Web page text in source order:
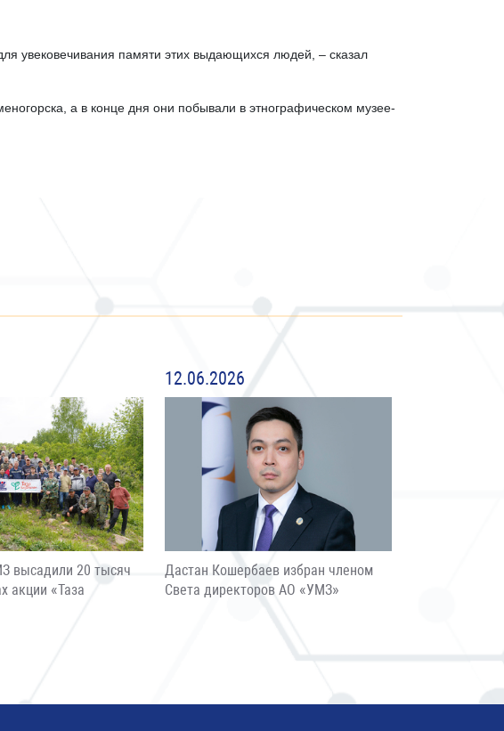
увековечивания памяти этих выдающихся людей, – сказал
а в конце дня они побывали в этнографическом музее-
высадили 20 тысяч
акции «Таза
12.06.2026
Дастан Кошербаев избран членом
Света директоров АО «УМЗ»